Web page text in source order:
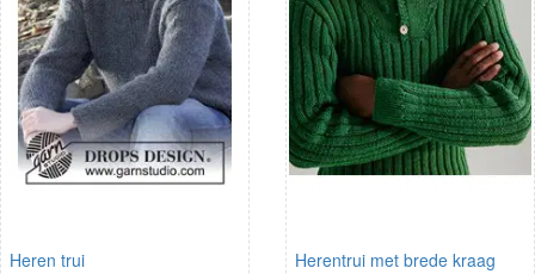
Heren trui Herentrui met brede kraag